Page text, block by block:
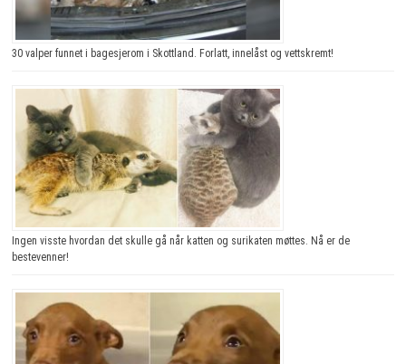
30 valper funnet i bagesjerom i Skottland. Forlatt, innelåst og vettskremt!
Ingen visste hvordan det skulle gå når katten og surikaten møttes. Nå er de
bestevenner!